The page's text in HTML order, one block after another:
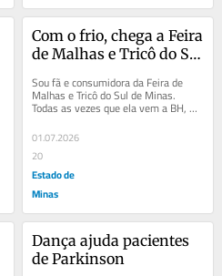
Com o frio, chega a Feira
de Malhas e Tricô do Sul
Sou fã e consumidora da Feira de
Malhas e Tricô do Sul de Minas.
Todas as vezes que ela vem a BH,
faço questão de ir e comprar. Sou
friorenta e...
01.07.2026
20
Estado de
Minas
Dança ajuda pacientes
de Parkinson